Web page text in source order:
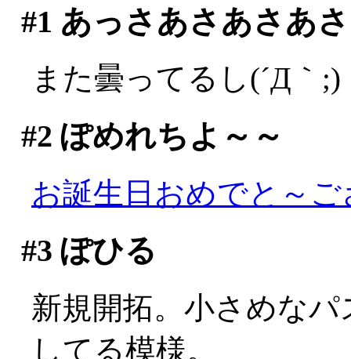
#1 あっさあさあさあ
また曇ってるし(´Д｀;)
#2 ぽめれちよ～～
お誕生日おめでと～ご
#3 ぽひる
新規開拓。小さめな
してる模様。